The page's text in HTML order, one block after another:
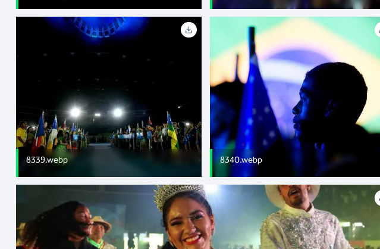
8339.webp 8340.webp